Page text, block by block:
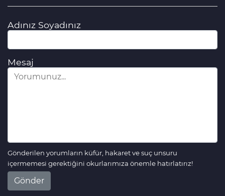
Adınız Soyadınız
Mesaj
Gönderilen yorumların küfür, hakaret ve suç unsuru
içermemesi gerektiğini okurlarımıza önemle hatırlatırız!
Gönder